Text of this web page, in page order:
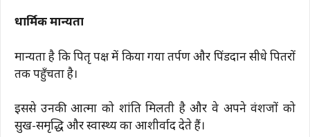
धार्मिक मान्यता
मान्यता है कि पितृ पक्ष में किया गया तर्पण और पिंडदान सीधे पितरों
तक पहुँचता है।
इससे उनकी आत्मा को शांति मिलती है और वे अपने वंशजों को
सुख-समृद्धि और स्वास्थ्य का आशीर्वाद देते हैं।